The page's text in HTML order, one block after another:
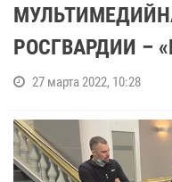
РОСГВАРДИИ –
27 марта 2022, 10:28